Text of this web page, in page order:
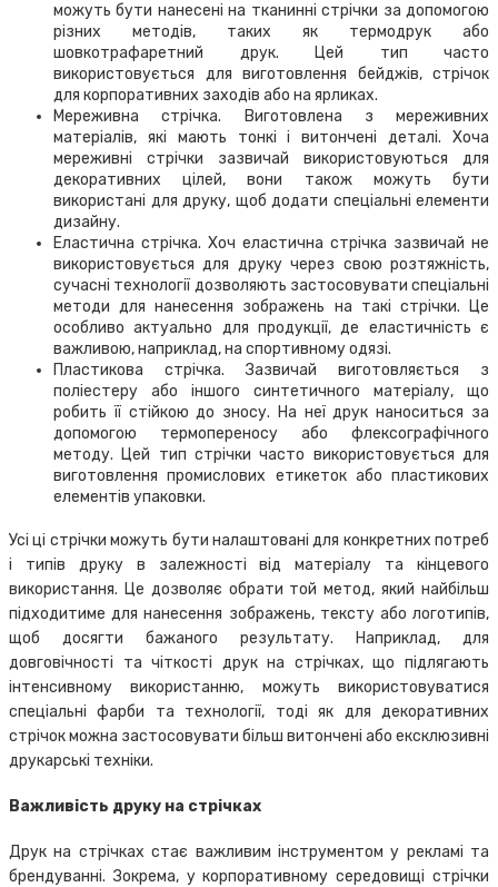
можуть бути нанесені на тканинні стрічки за допомогою
різних методів, таких як термодрук або
шовкотрафаретний друк. Цей тип часто
використовується для виготовлення бейджів, стрічок
для корпоративних заходів або на ярликах.
Мереживна стрічка. Виготовлена з мереживних
матеріалів, які мають тонкі і витончені деталі. Хоча
мереживні стрічки зазвичай використовуються для
декоративних цілей, вони також можуть бути
використані для друку, щоб додати спеціальні елементи
дизайну.
Еластична стрічка. Хоч еластична стрічка зазвичай не
використовується для друку через свою розтяжність,
сучасні технології дозволяють застосовувати спеціальні
методи для нанесення зображень на такі стрічки. Це
особливо актуально для продукції, де еластичність є
важливою, наприклад, на спортивному одязі.
Пластикова стрічка. Зазвичай виготовляється з
поліестеру або іншого синтетичного матеріалу, що
робить її стійкою до зносу. На неї друк наноситься за
допомогою термопереносу або флексографічного
методу. Цей тип стрічки часто використовується для
виготовлення промислових етикеток або пластикових
елементів упаковки.
Усі ці стрічки можуть бути налаштовані для конкретних потреб
і типів друку в залежності від матеріалу та кінцевого
використання. Це дозволяє обрати той метод, який найбільш
підходитиме для нанесення зображень, тексту або логотипів,
щоб досягти бажаного результату. Наприклад, для
довговічності та чіткості друк на стрічках, що підлягають
інтенсивному використанню, можуть використовуватися
спеціальні фарби та технології, тоді як для декоративних
стрічок можна застосовувати більш витончені або ексклюзивні
друкарські техніки.
Важливість друку на стрічках
Друк на стрічках стає важливим інструментом у рекламі та
брендуванні. Зокрема, у корпоративному середовищі стрічки